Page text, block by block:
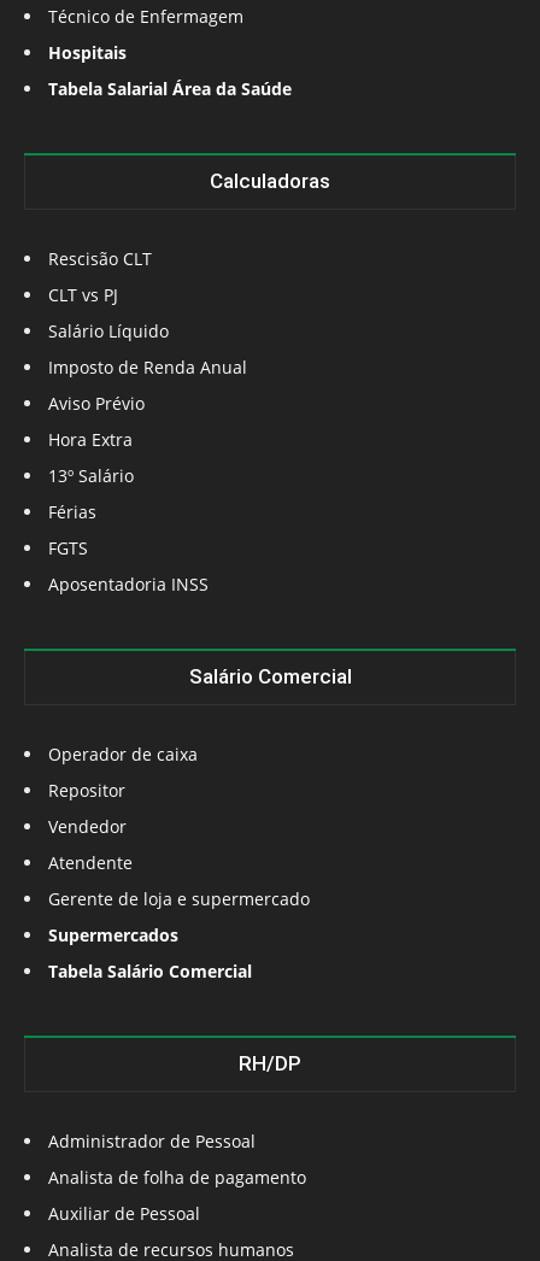
Técnico de Enfermagem
Hospitais
Tabela Salarial Área da Saúde
Calculadoras
Rescisão CLT
CLT vs PJ
Salário Líquido
Imposto de Renda Anual
Aviso Prévio
Hora Extra
13º Salário
Férias
FGTS
Aposentadoria INSS
Salário Comercial
Operador de caixa
Repositor
Vendedor
Atendente
Gerente de loja e supermercado
Supermercados
Tabela Salário Comercial
RH/DP
Administrador de Pessoal
Analista de folha de pagamento
Auxiliar de Pessoal
Analista de recursos humanos